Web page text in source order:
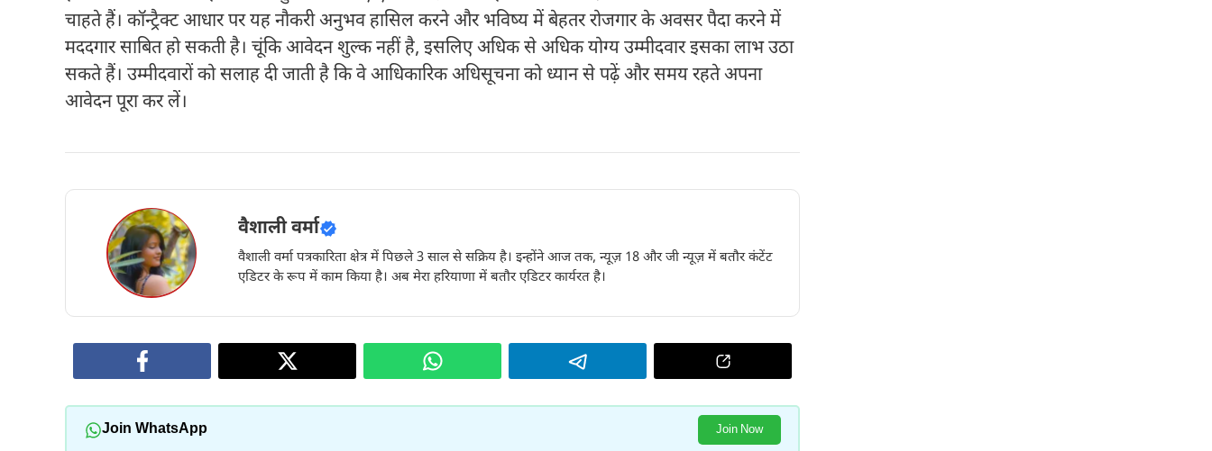
चाहते हैं। कॉन्ट्रैक्ट आधार पर यह नौकरी अनुभव हासिल करने और भविष्य में बेहतर रोजगार के अवसर पैदा करने में
मददगार साबित हो सकती है। चूंकि आवेदन शुल्क नहीं है, इसलिए अधिक से अधिक योग्य उम्मीदवार इसका लाभ उठा
सकते हैं। उम्मीदवारों को सलाह दी जाती है कि वे आधिकारिक अधिसूचना को ध्यान से पढ़ें और समय रहते अपना
आवेदन पूरा कर लें।
वैशाली वर्मा
वैशाली वर्मा पत्रकारिता क्षेत्र में पिछले 3 साल से सक्रिय है। इन्होंने आज तक, न्यूज़ 18 और जी न्यूज़ में बतौर कंटेंट
एडिटर के रूप में काम किया है। अब मेरा हरियाणा में बतौर एडिटर कार्यरत है।
Join WhatsApp Join Now